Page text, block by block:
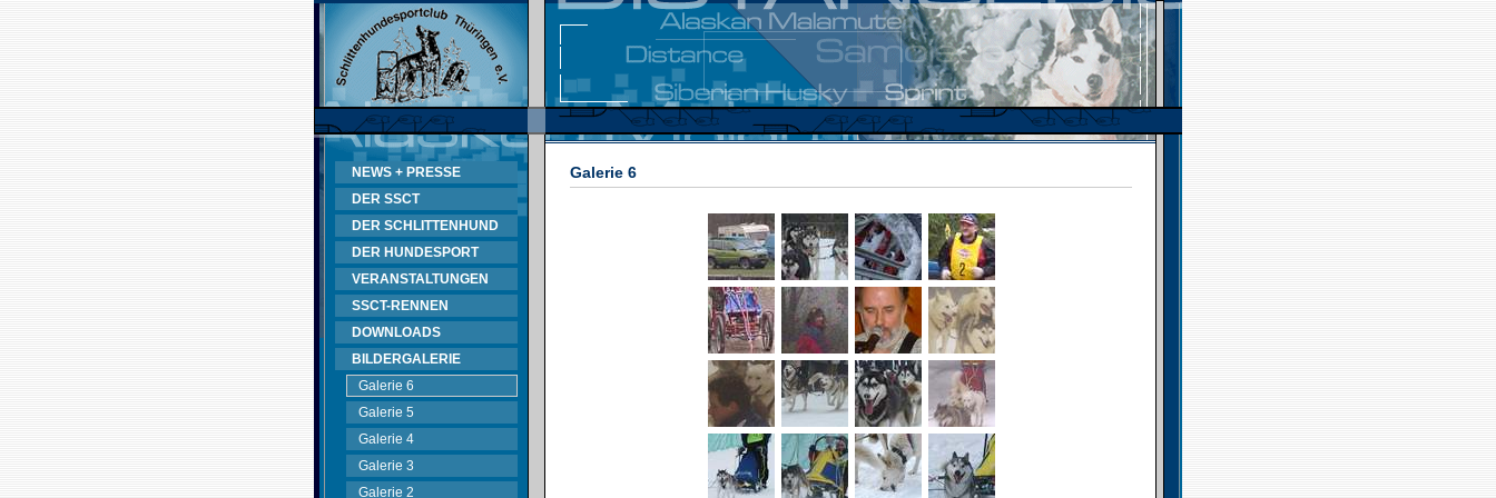
NEWS + PRESSE
DER SSCT
DER SCHLITTENHUND
DER HUNDESPORT
VERANSTALTUNGEN
SSCT-RENNEN
DOWNLOADS
BILDERGALERIE
Galerie 6
Galerie 5
Galerie 4
Galerie 3
Galerie 2
Galerie 6